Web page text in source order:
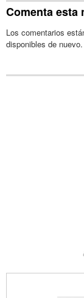
Comenta esta
Los comentarios
disponibles de nuevo.